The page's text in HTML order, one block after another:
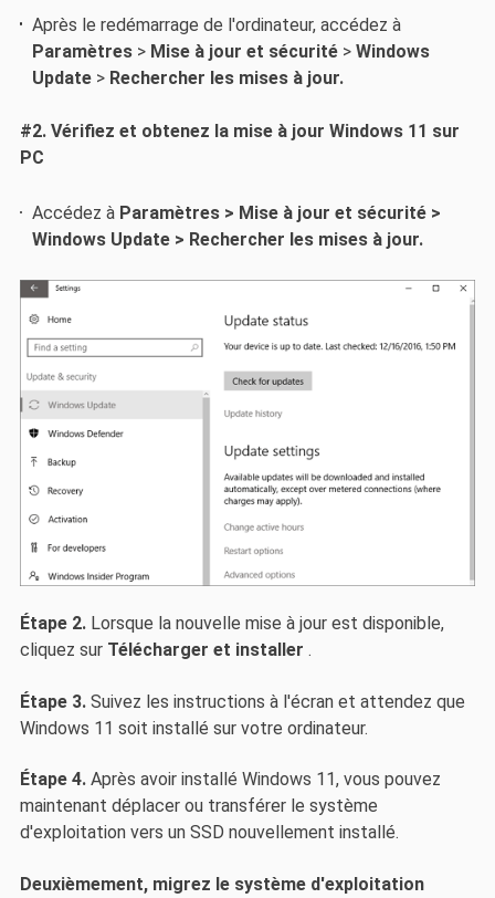
Après le redémarrage de l'ordinateur, accédez à
Paramètres > Mise à jour et sécurité >Windows
Update > Rechercher les mises à jour.
#2. Vérifiez et obtenez la mise à jour Windows 11 sur
PC
Accédez à Paramètres > Mise à jour et sécurité >
Windows Update > Rechercher les mises à jour.
Étape 2.Lorsque la nouvelle mise à jour est disponible,
cliquez sur Télécharger et installer .
Étape 3.Suivez les instructions à l'écran et attendez que
Windows 11 soit installé sur votre ordinateur.
Étape 4.Après avoir installé Windows 11, vous pouvez
maintenant déplacer ou transférer le système
d'exploitation vers un SSD nouvellement installé.
Deuxièmement, migrez le système d'exploitation